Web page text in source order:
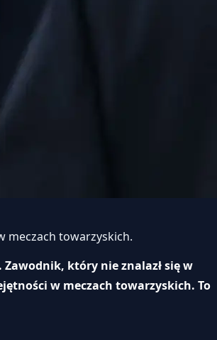
meczach towarzyskich.
Zawodnik, który nie znalazł się w
w meczach towarzyskich. To